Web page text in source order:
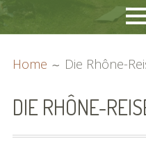
MENU
SoSo | Sofasophia
Home Die Rhône-
DIE RHÔNE-